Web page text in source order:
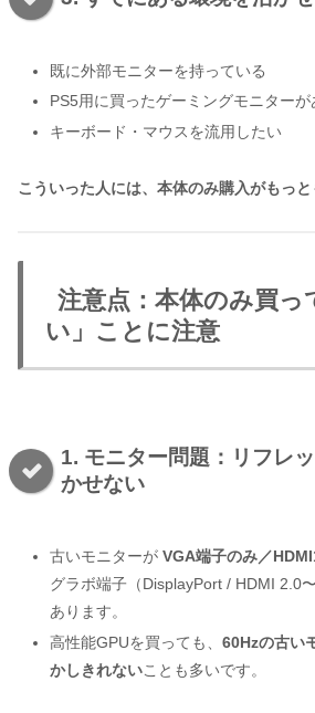
既に外部モニターを持っている
PS5用に買ったゲーミングモニターが
キーボード・マウスを流用したい
こういった人には、本体のみ購入がもっと
注意点：本体のみ買っ
い」ことに注意
1. モニター問題：リフレ
かせない
古いモニターが VGA端子のみ／
グラボ端子（DisplayPort / HDMI 2.0
あります。
高性能GPUを買っても、 60Hzの古い
かしきれないことも多いです。